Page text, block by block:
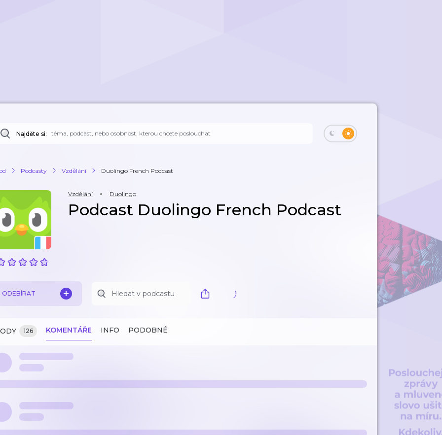
Najděte si:
Podcasty Vzdělání Duolingo French Podcast
Vzdělání Duolingo
Podcast Duolingo French Podcast
ODEBÍRAT
126 KOMENTÁŘE INFO PODOBNÉ